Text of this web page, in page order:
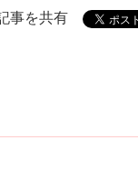
事を共有